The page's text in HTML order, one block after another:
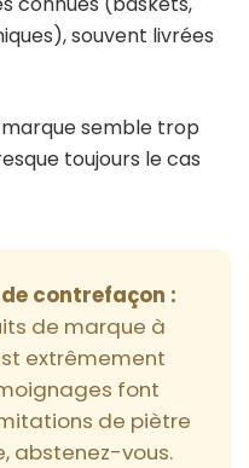
souvent livrées
semble trop
toujours le cas
contrefaçon :
de marque à
extrêmement
font
de piètre
abstenez-vous.